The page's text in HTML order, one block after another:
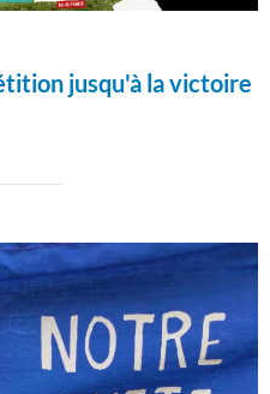
jusqu'à la victoire